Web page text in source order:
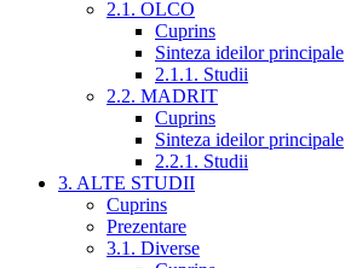
2.1. OLCO
Cuprins
Sinteza ideilor principale
2.1.1. Studii
2.2. MADRIT
Cuprins
Sinteza ideilor principale
2.2.1. Studii
3. ALTE STUDII
Cuprins
Prezentare
3.1. Diverse